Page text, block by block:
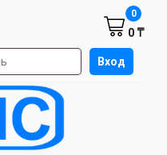
на сайте Вход
0 ₸
0